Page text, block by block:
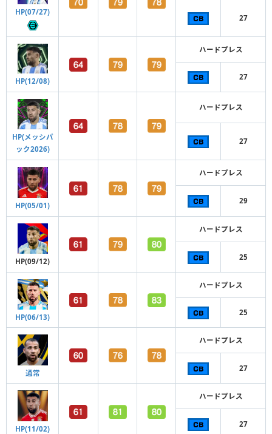
HP(07/27)
27
HP(12/08)
ハードプレス
27
HP(メッシパ
ック2026)
ハードプレス
27
HP(05/01)
ハードプレス
29
HP(09/12)
ハードプレス
25
HP(06/13)
ハードプレス
25
通常
ハードプレス
27
HP(11/02)
ハードプレス
27